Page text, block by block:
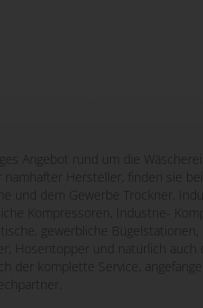
Angebot rund um die
namhafter Hersteller, finden sie
und dem Gewerbe Trockner,
Kompressoren, Industrie-
gewerbliche
Hosentopper und natürlich
der komplette Service,